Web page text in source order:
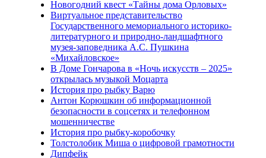
Новогодний квест «Тайны дома Орловых»
Виртуальное представительство
Государственного мемориального историко-
литературного и природно-ландшафтного
музея-заповедника А.С. Пушкина
«Михайловское»
В Доме Гончарова в «Ночь искусств – 2025»
открылась музыкой Моцарта
История про рыбку Варю
Антон Корюшкин об информационной
безопасности в соцсетях и телефонном
мошенничестве
История про рыбку-коробочку
Толстолобик Миша о цифровой грамотности
Дипфейк